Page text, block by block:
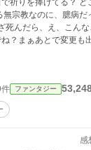
どこかの国の神様に裁かれち
？まぁあとで変更も
も広がるよ！ 知らなかった死後
う。 んー、これから私は何のた
後のポイントライ
ファンタジー
感